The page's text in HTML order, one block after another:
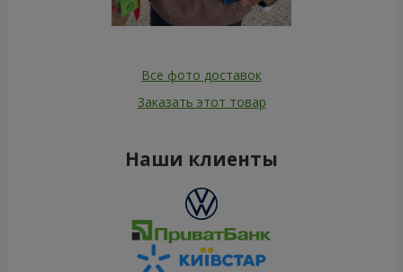
Все фото доставок
Заказать этот товар
Наши клиенты